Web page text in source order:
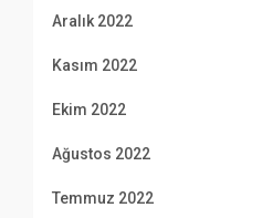
Aralık 2022
Kasım 2022
Ekim 2022
Ağustos 2022
Temmuz 2022